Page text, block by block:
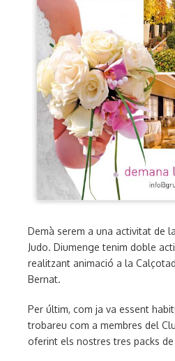
Demà serem a una activitat de
Judo. Diumenge tenim doble
realitzant animació a la
Bernat.
Per últim, com ja va essent
trobareu com a membres del
oferint els nostres tres packs